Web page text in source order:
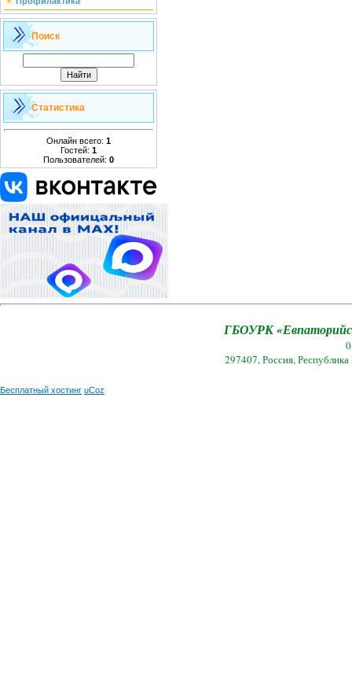
Поиск
Статистика
Онлайн всего: 1
Гостей: 1
Пользователей: 0
ГБОУРК
297407, Россия,
Бесплатный хостинг uCoz